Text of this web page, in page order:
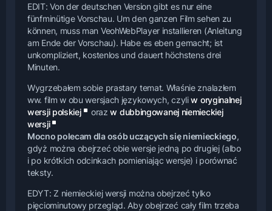
EDIT: Von der deutschen Version gibt es nur eine
fünfminütige Vorschau. Um den ganzen Film sehen zu
können, muss man VeohWebPlayer installieren (Anleitung
am Ende der Vorschau). Habe es eben gemacht; ist
unkompliziert, kostenlos und dauert höchstens drei
Minuten.
Wygrzebałem sobie prastary temat. Właśnie znalazłem
ww. film w obu wersjach językowych, czyliw oryginalnej
wersji polskiej
orazw dubbingowanej niemieckiej
wersji
Mocno polecam dla osób uczących się niemieckiego,
gdyż można obejrzeć obie wersje jedną po drugiej (albo
i po krótkich odcinkach pomieniając wersje) i porównać
teksty.
EDYT: Z niemieckiej wersji można obejrzeć tylko
pięciominutowy przegląd. Aby obejrzeć cały film trzeba